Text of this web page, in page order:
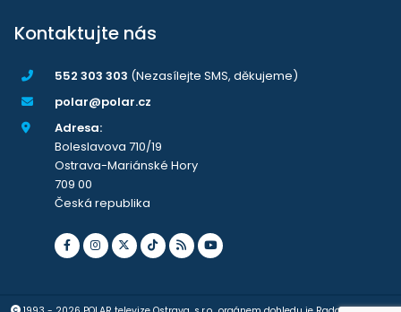
Kontaktujte nás
552 303 303 (Nezasílejte SMS, děkujeme)
polar@polar.cz
Adresa:
Boleslavova 710/19
Ostrava-Mariánské Hory
709 00
Česká republika